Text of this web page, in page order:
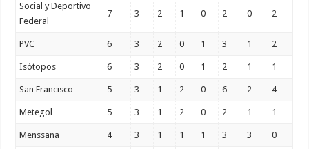
Social y Deportivo
Federal
7 3 2 1 0 2 0 2
PVC 6 3 2 0 1 3 1 2
Isótopos 6 3 2 0 1 2 1 1
San Francisco 5 3 1 2 0 6 2 4
Metegol 5 3 1 2 0 2 1 1
Menssana 4 3 1 1 1 3 3 0